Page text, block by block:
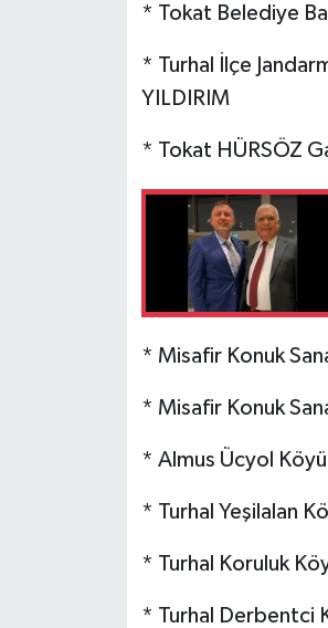
* Tokat Belediye
* Turhal İlçe
YILDIRIM
* Tokat HÜRSÖZ
* Misafir Konuk
* Misafir Konuk
* Almus Ücyol Köyü
* Turhal Yeşilalan
* Turhal Koruluk
* Turhal Derbentci